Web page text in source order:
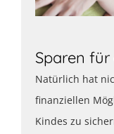
Sparen für
Natürlich hat
finanziellen
Kindes zu